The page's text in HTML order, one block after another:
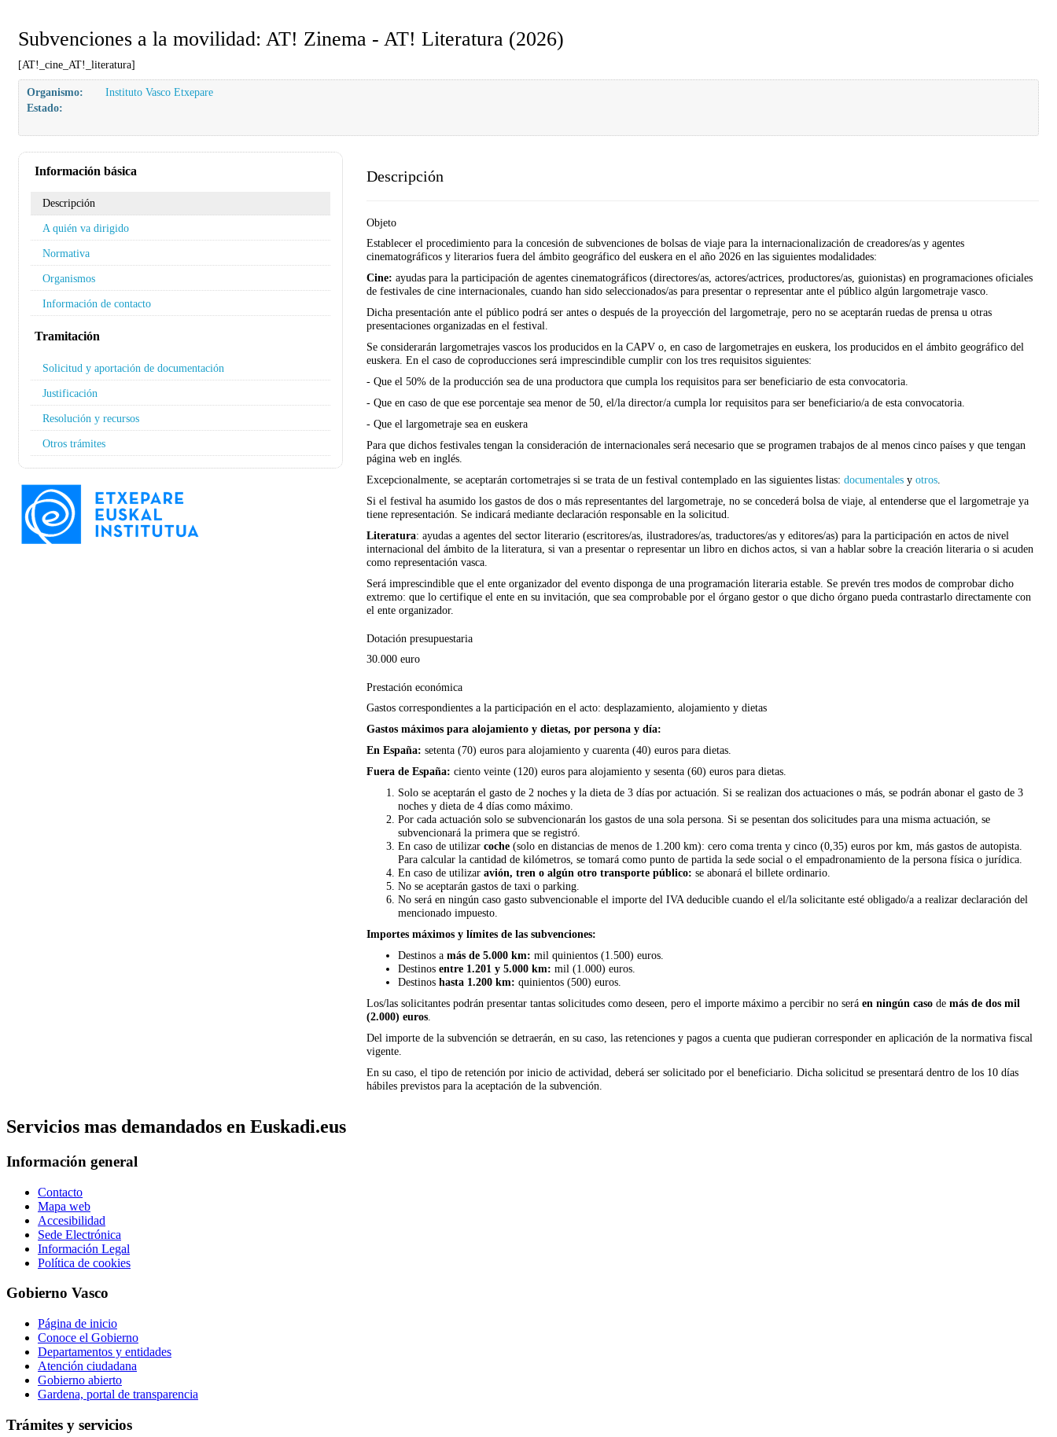
Subvenciones a la movilidad: AT! Zinema - AT! Literatura (2026)
[AT!_cine_AT!_literatura]
Organismo:
Instituto Vasco Etxepare
Estado:
Información básica
Descripción
A quién va dirigido
Normativa
Organismos
Información de contacto
Tramitación
Solicitud y aportación de documentación
Justificación
Resolución y recursos
Otros trámites
Descripción
Objeto
Establecer el procedimiento para la concesión de subvenciones de bolsas de viaje para la internacionalización de creadores/as y agentes
cinematográficos y literarios fuera del ámbito geográfico del euskera en el año 2026 en las siguientes modalidades:
Cine: ayudas para la participación de agentes cinematográficos (directores/as, actores/actri­ces, productores/as, guionistas) en programaciones oficiales
de festivales de cine internacionales, cuando han sido seleccionados/as para presentar o representar ante el público algún largometraje vasco.
Dicha presentación ante el público podrá ser antes o después de la proyección del largometraje, pero no se aceptarán ruedas de prensa u otras
presentaciones organizadas en el festival.
Se considerarán largometrajes vascos los producidos en la CAPV o, en caso de largometrajes en euskera, los producidos en el ámbito geográfico del
euskera. En el caso de coproducciones será imprescindible cumplir con los tres requisitos siguientes:
- Que el 50% de la producción sea de una productora que cumpla los requisitos para ser beneficiario de esta convocatoria.
- Que en caso de que ese porcentaje sea menor de 50, el/la director/a cumpla lor requisitos para ser beneficiario/a de esta convocatoria.
- Que el largometraje sea en euskera
Para que dichos festivales tengan la consideración de internacionales será necesario que se programen trabajos de al menos cinco países y que tengan
página web en inglés.
Excepcionalmente, se aceptarán cortometrajes si se trata de un festival contemplado en las siguientes listas: documentalesy otros.
Si el festival ha asumido los gastos de dos o más representantes del largometraje, no se con­cederá bolsa de viaje, al entenderse que el largometraje ya
tiene representación. Se indicará mediante declaración responsable en la solicitud.
Literatura: ayudas a agentes del sector literario (escritores/as, ilustradores/as, traductores/as y editores/as) para la participación en actos de nivel
internacional del ámbito de la literatura, si van a presentar o representar un libro en dichos actos, si van a hablar sobre la creación literaria o si acuden
como representación vasca.
Será imprescindible que el ente organizador del evento disponga de una programación literaria estable. Se prevén tres modos de comprobar dicho
extremo: que lo certifique el ente en su invitación, que sea comprobable por el órgano gestor o que dicho órgano pueda contrastarlo directamente con
el ente organizador.
Dotación presupuestaria
30.000 euro
Prestación económica
Gastos correspondientes a la participación en el acto: desplazamiento, alojamiento y dietas
Gastos máximos para alojamiento y dietas, por persona y día:
En España: setenta (70) euros para alojamiento y cuarenta (40) euros para dietas.
Fuera de España: ciento veinte (120) euros para alojamiento y sesenta (60) euros para dietas.
Solo se aceptarán el gasto de 2 noches y la dieta de 3 días por actuación. Si se realizan dos actuaciones o más, se podrán abonar el gasto de 3
noches y dieta de 4 días como máximo.
Por cada actuación solo se subvencionarán los gastos de una sola persona. Si se pesentan dos solicitudes para una misma actuación, se
subvencionará la primera que se registró.
En caso de utilizar coche(solo en distancias de menos de 1.200 km): cero coma trenta y cinco (0,35) euros por km, más gastos de autopista.
Para calcular la cantidad de kilómetros, se tomará como punto de partida la sede social o el empadronamiento de la persona física o jurídica.
En caso de utilizar avión, tren o algún otro transporte público: se abonará el billete ordinario.
No se aceptarán gastos de taxi o parking.
No será en ningún caso gasto subvencionable el importe del IVA deducible cuando el el/la solicitante esté obligado/a a realizar declaración del
mencionado impuesto.
Importes máximos y límites de las subvenciones:
Destinos a más de 5.000 km: mil quinientos (1.500) euros.
Destinos entre 1.201 y 5.000 km: mil (1.000) euros.
Destinoshasta 1.200 km: quinientos (500) euros.
Los/las solicitantes podrán presentar tantas solicitudes como deseen, pero el importe máximo a percibir no será en ningún casode más de dos mil
(2.000) euros.
Del importe de la subvención se detraerán, en su caso, las retenciones y pagos a cuenta que pudieran corresponder en aplicación de la normativa fiscal
vigente.
En su caso, el tipo de retención por inicio de actividad, deberá ser solicitado por el beneficiario. Dicha solicitud se presentará dentro de los 10 días
hábiles previstos para la aceptación de la subvención.
Servicios mas demandados en Euskadi.eus
Información general
Contacto
Mapa web
Accesibilidad
Sede Electrónica
Información Legal
Política de cookies
Gobierno Vasco
Página de inicio
Conoce el Gobierno
Departamentos y entidades
Atención ciudadana
Gobierno abierto
Gardena, portal de transparencia
Trámites y servicios